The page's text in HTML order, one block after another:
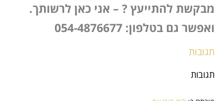
מבקשת להתייעץ ? – אני כאן לרשותך.
ואפשר גם בטלפון: 054-4876677
תגובות
תגובות